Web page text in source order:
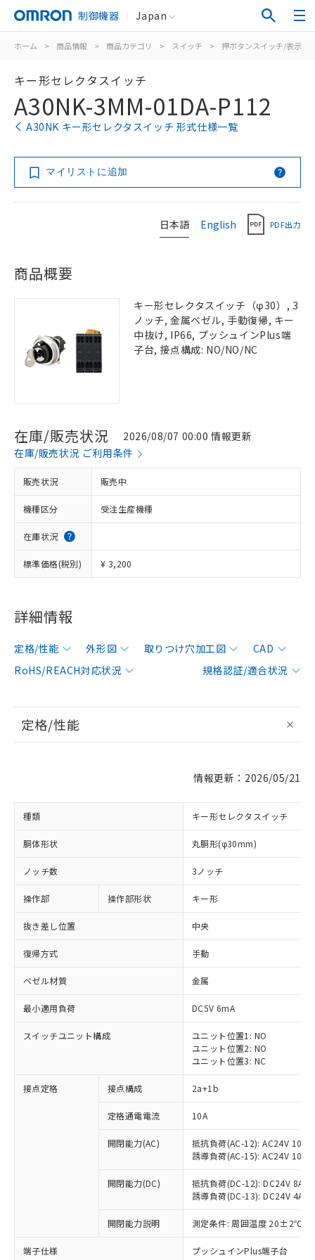
制御機器 Japan
ホーム > 商品情報 > 商品カテゴリ > スイッチ > 押ボタンスイッチ/表示灯
キー形セレクタスイッチ
A30NK-3MM-01DA-P112
A30NK キー形セレクタスイッチ 形式仕様一覧
マイリストに追加
日本語 English PDF出力
商品概要
キー形セレクタスイッチ（φ30）, 3
ノッチ, 金属ベゼル, 手動復帰, キー
中抜け, IP66, プッシュインPlus端
子台, 接点構成: NO/NO/NC
在庫/販売状況
2026/08/07 00:00 情報更新
在庫/販売状況 ご利用条件
販売状況 販売中
機種区分 受注生産機種
在庫状況
標準価格(税別) ¥ 3,200
詳細情報
定格/性能 外形図 取りつけ穴加工図
CAD
RoHS/REACH対応状況
規格認証/適合状況
定格/性能
情報更新：2026/05/21
種類 キー形セレクタスイッチ
胴体形状 丸胴形(φ30mm)
ノッチ数 3ノッチ
操作部 操作部形状 キー形
抜き差し位置 中央
復帰方式 手動
ベゼル材質 金属
最小適用負荷 DC5V 6mA
スイッチユニット構成
ユニット位置1: NO
ユニット位置2: NO
ユニット位置3: NC
接点定格 接点構成 2a+1b
定格通電電流 10A
開閉能力(AC)
抵抗負荷(AC-12): AC24V 10A/
誘導負荷(AC-15): AC24V
開閉能力(DC)
抵抗負荷(DC-12): DC24V 8A/
誘導負荷(DC-13): DC24V 4A/
開閉能力説明 測定条件: 周囲温度 20±2℃、
端子仕様 プッシュインPlus端子台
ご利用条件
対応済み：EU RoHS指令（10物質）の
非含有に対応した製品が提供可能な商品で
対応予定：EU RoHS指令（10物質）の非含
有に対応した製品に切り替える予定のある
対応予定なし：EU RoHS指令（10物質）の